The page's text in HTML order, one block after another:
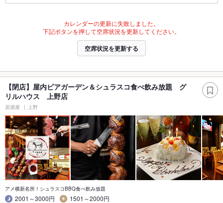
カレンダーの更新に失敗しました。
下記ボタンを押して空席状況を更新してください。
空席状況を更新する
【閉店】屋内ビアガーデン＆シュラスコ食べ飲み放題 グ
リルハウス 上野店
居酒屋 上野
アメ横新名所！シュラスコBBQ食べ飲み放題
2001～3000円
1501～2000円